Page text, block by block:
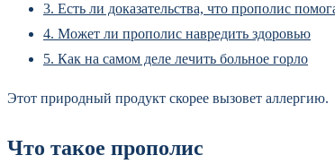
3. Есть ли доказательства, что прополис
4. Может ли прополис навредить здоровью
5. Как на самом деле лечить больное горло
Этот природный продукт скорее вызовет аллергию.
Что такое прополис